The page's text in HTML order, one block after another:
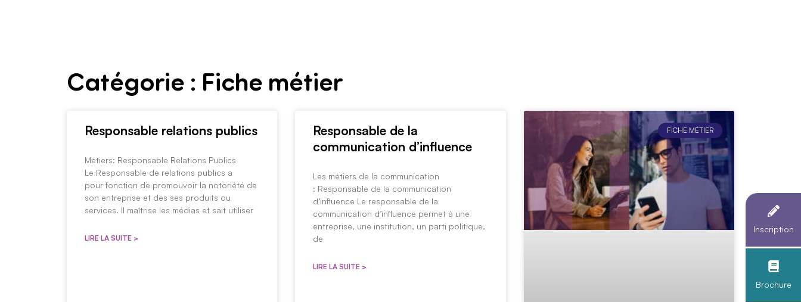
Inscription
Brochure
Catégorie : Fiche métier
Responsable relations publics
Métiers: Responsable Relations Publics
Le Responsable de relations publics a
pour fonction de promouvoir la notoriété de
son entreprise et des ses produits ou
services. Il maîtrise les médias et sait utiliser
LIRE LA SUITE >
Responsable de la
communication d’influence
Les métiers de la communication
: Responsable de la communication
d’influence Le responsable de la
communication d’influence permet à une
entreprise, une institution, un parti politique,
de
LIRE LA SUITE >
FICHE MÉTIER